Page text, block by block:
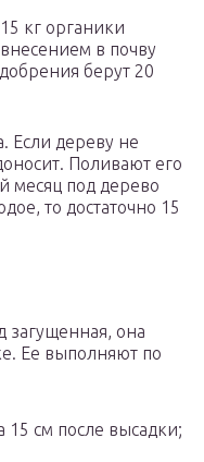
кг органики
в почву
берут 20
Если дереву не
Поливают его
месяц под дерево
то достаточно 15
загущенная, она
Ее выполняют по
15 см после высадки;